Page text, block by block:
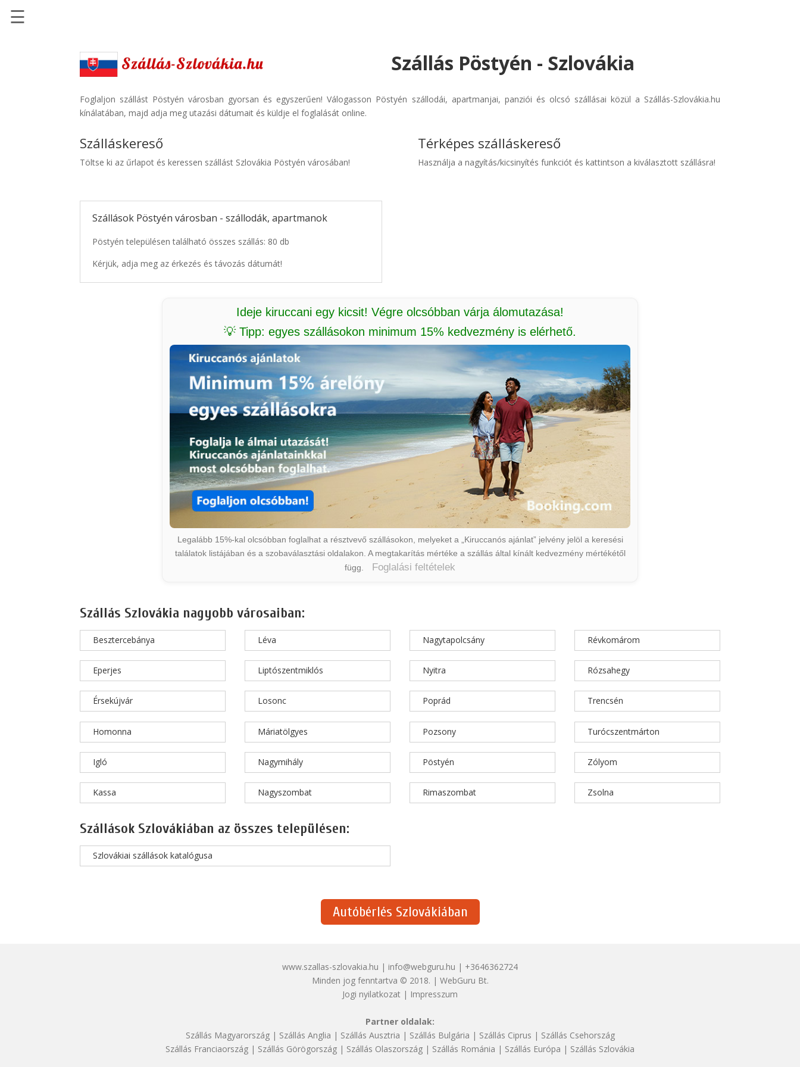
Szállásinfo.eu
Repülőjegy
pénzvisszatérítéssel
Autóbérlés
☰
Szállás Pöstyén - Szlovákia
Foglaljon szállást Pöstyén városban gyorsan és egyszerűen! Válogasson Pöstyén szállodái, apartmanjai, panziói és olcsó szállásai közül a Szállás-Szlovákia.hu
kínálatában, majd adja meg utazási dátumait és küldje el foglalását online.
Szálláskereső
Töltse ki az űrlapot és keressen szállást Szlovákia Pöstyén városában!
Szállások Pöstyén városban - szállodák, apartmanok
Pöstyén településen található összes szállás: 80 db
Kérjük, adja meg az érkezés és távozás dátumát!
Térképes szálláskereső
Használja a nagyítás/kicsinyítés funkciót és kattintson a kiválasztott szállásra!
Ideje kiruccani egy kicsit! Végre olcsóbban várja álomutazása!
💡 Tipp: egyes szállásokon minimum 15% kedvezmény is elérhető.
Legalább 15%-kal olcsóbban foglalhat a résztvevő szállásokon, melyeket a „Kiruccanós ajánlat” jelvény jelöl a keresési
találatok listájában és a szobaválasztási oldalakon. A megtakarítás mértéke a szállás által kínált kedvezmény mértékétől
függ.
Foglalási feltételek
Szállás Szlovákia nagyobb városaiban:
Besztercebánya
Eperjes
Érsekújvár
Homonna
Igló
Kassa
Léva
Liptószentmiklós
Losonc
Máriatölgyes
Nagymihály
Nagyszombat
Nagytapolcsány
Nyitra
Poprád
Pozsony
Pöstyén
Rimaszombat
Révkomárom
Rózsahegy
Trencsén
Turócszentmárton
Zólyom
Zsolna
Szállások Szlovákiában az összes településen:
Szlovákiai szállások katalógusa
Autóbérlés Szlovákiában
www.szallas-szlovakia.hu | info@webguru.hu | +3646362724
Minden jog fenntartva © 2018. | WebGuru Bt.
Jogi nyilatkozat | Impresszum
Partner oldalak:
Szállás Magyarország| Szállás Anglia | Szállás Ausztria | Szállás Bulgária | Szállás Ciprus | Szállás Csehország
Szállás Franciaország | Szállás Görögország | Szállás Olaszország | Szállás Románia | Szállás Európa | Szállás Szlovákia